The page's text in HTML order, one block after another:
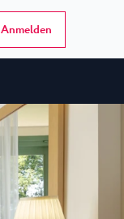
Anmelden